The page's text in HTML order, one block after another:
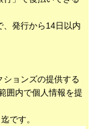
、発行から14日以内
ョンズの提供する
囲内で個人情報を提
です。